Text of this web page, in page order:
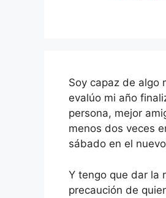
Soy capaz de algo
evalúo mi año
persona, mejor
menos dos veces
sábado en el
Y tengo que dar la
precaución de